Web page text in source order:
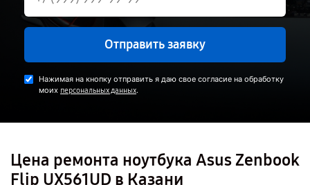
Отправить заявку
Нажимая на кнопку отправить я даю свое согласие на обработку
моих персональных данных.
Цена ремонта ноутбука Asus Zenbook
Flip UX561UD в Казани